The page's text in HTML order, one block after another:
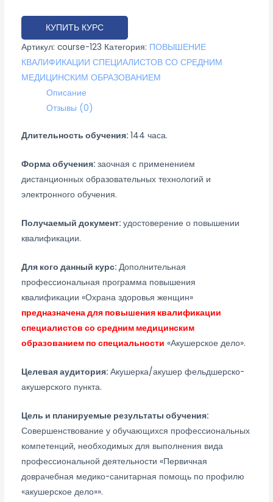
КУПИТЬ КУРС
Артикул: course-123 Категория: ПОВЫШЕНИЕ
КВАЛИФИКАЦИИ СПЕЦИАЛИСТОВ СО СРЕДНИМ
МЕДИЦИНСКИМ ОБРАЗОВАНИЕМ
Описание
Отзывы (0)
Длительность обучения: 144 часа.
Форма обучения: заочная с применением
дистанционных образовательных технологий и
электронного обучения.
Получаемый документ: удостоверение о повышении
квалификации.
Для кого данный курс: Дополнительная
профессиональная программа повышения
квалификации «Охрана здоровья женщин»
предназначена для повышения квалификации
специалистов со средним медицинским
образованием по специальности «Акушерское дело».
Целевая аудитория: Акушерка/акушер фельдшерско-
акушерского пункта.
Цель и планируемые результаты обучения:
Совершенствование у обучающихся профессиональных
компетенций, необходимых для выполнения вида
профессиональной деятельности «Первичная
доврачебная медико-санитарная помощь по профилю
«акушерское дело»».